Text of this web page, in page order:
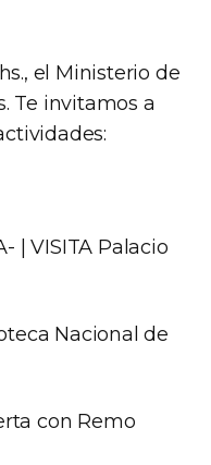
el Ministerio de
Te invitamos a
| VISITA Palacio
Nacional de
con Remo